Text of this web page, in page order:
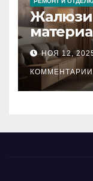
НОЯ 12,
КОММЕНТАРИИ